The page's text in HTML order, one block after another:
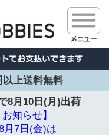
上送料無料
8月10日(月)出荷
知らせ】
月7日(金)は